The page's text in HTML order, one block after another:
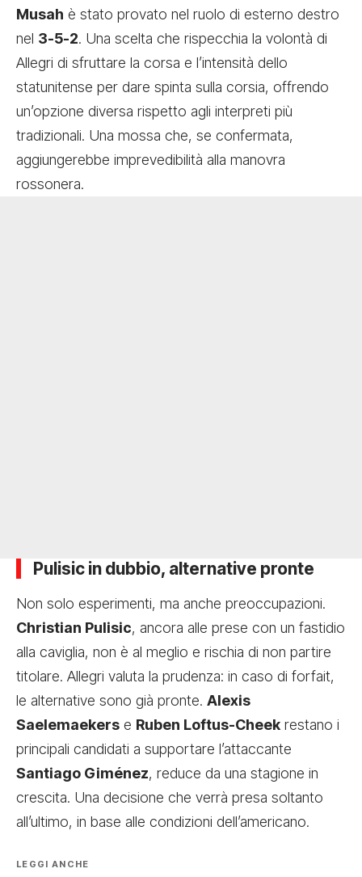
Musah è stato provato nel ruolo di esterno destro
nel 3-5-2. Una scelta che rispecchia la volontà di
Allegri di sfruttare la corsa e l’intensità dello
statunitense per dare spinta sulla corsia, offrendo
un’opzione diversa rispetto agli interpreti più
tradizionali. Una mossa che, se confermata,
aggiungerebbe imprevedibilità alla manovra
rossonera.
Pulisic in dubbio, alternative pronte
Non solo esperimenti, ma anche preoccupazioni.
Christian Pulisic, ancora alle prese con un fastidio
alla caviglia, non è al meglio e rischia di non partire
titolare. Allegri valuta la prudenza: in caso di forfait,
le alternative sono già pronte. Alexis
Saelemaekers e Ruben Loftus-Cheek restano i
principali candidati a supportare l’attaccante
Santiago Giménez, reduce da una stagione in
crescita. Una decisione che verrà presa soltanto
all’ultimo, in base alle condizioni dell’americano.
LEGGI ANCHE